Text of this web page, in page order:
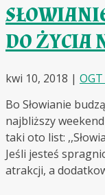
DO ŻYCIA
kwi 10, 2018 |
Bo Słowianie
najbliższy
taki oto list:
Jeśli jesteś
atrakcji, a